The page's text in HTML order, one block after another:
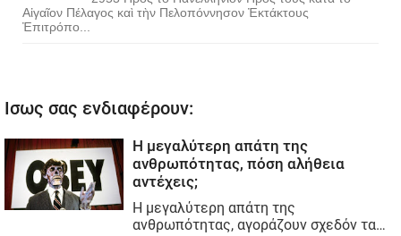
Αἰγαῖον Πέλαγος καὶ τὴν Πελοπόννησον Ἐκτάκτους
Ἐπιτρόπο...